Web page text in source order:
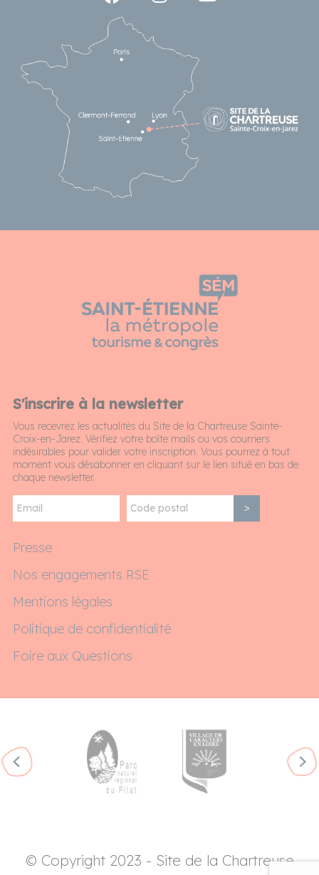
S'inscrire à la newsletter
Vous recevrez les actualités du Site de la Chartreuse Sainte-
Croix-en-Jarez. Vérifiez votre boîte mails ou vos courriers
indésirables pour valider votre inscription. Vous pourrez à tout
moment vous désabonner en cliquant sur le lien situé en bas de
chaque newsletter.
>
Presse
Nos engagements RSE
Mentions légales
Politique de confidentialité
Foire aux Questions
© Copyright 2023 - Site de la Chartreuse